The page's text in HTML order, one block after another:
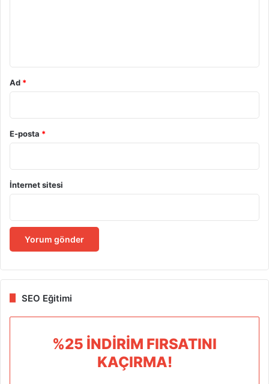
Ad *
E-posta *
İnternet sitesi
SEO Eğitimi
%25 İNDIRIM FIRSATINI
KAÇIRMA!